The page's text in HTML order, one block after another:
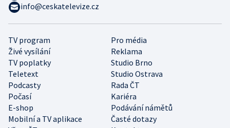
TV program
Pro média
Živé vysílání
Reklama
TV poplatky
Studio Brno
Teletext
Studio Ostrava
Podcasty
Rada ČT
Počasí
Kariéra
E-shop
Podávání námětů
Mobilní a TV aplikace
Časté dotazy
info@ceskatelevize.cz